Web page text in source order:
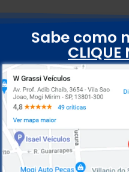
Sabe como
CLIQUE